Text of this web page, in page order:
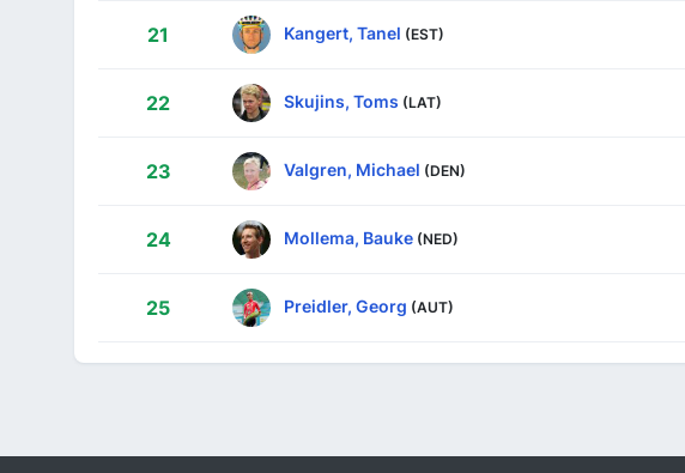
21 Kangert, Tanel (EST)
22 Skujins, Toms (LAT)
23 Valgren, Michael (DEN)
24 Mollema, Bauke (NED)
25 Preidler, Georg (AUT)